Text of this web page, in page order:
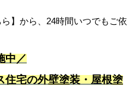
】から、24時間いつでもご依
中／
住宅の外壁塗装・屋根塗